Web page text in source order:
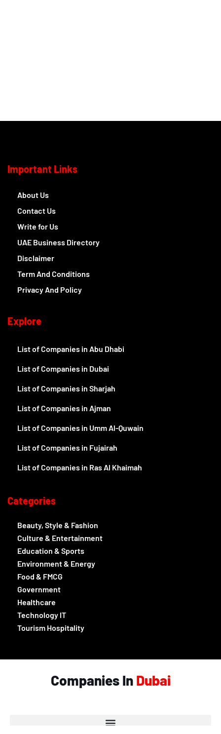
Important Links
About Us
Contact Us
Write for Us
UAE Business Directory
Disclaimer
Term And Conditions
Privacy And Policy
Explore
List of Companies in Abu Dhabi
List of Companies in Dubai
List of Companies in Sharjah
List of Companies in Ajman
List of Companies in Umm Al-Quwain
List of Companies in Fujairah
List of Companies in Ras Al Khaimah
Categories
Beauty, Style & Fashion
Culture & Entertainment
Education & Sports
Environment & Energy
Food & FMCG
Government
Healthcare
Technology IT
Tourism Hospitality
Companies In Dubai